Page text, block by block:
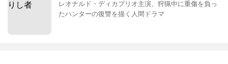
レオナルド・ディカプリオ主演、狩猟中に重傷を負っ
たハンターの復讐を描く人間ドラマ